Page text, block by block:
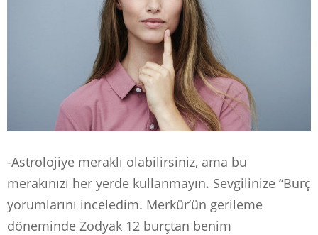
-Astrolojiye meraklı olabilirsiniz, ama bu
merakınızı her yerde kullanmayın. Sevgilinize “Burç
yorumlarını inceledim. Merkür’ün gerileme
döneminde Zodyak 12 burçtan benim